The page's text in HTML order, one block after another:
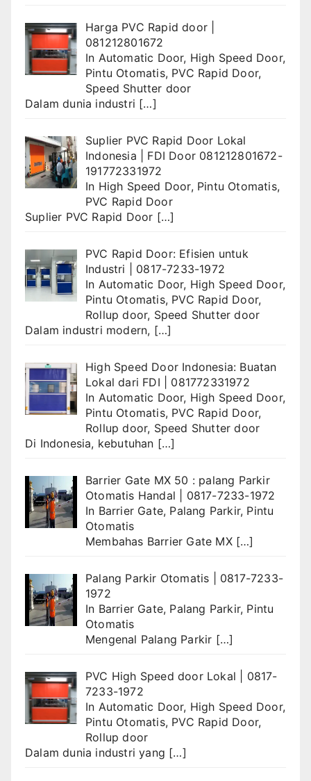
Harga PVC Rapid door |
081212801672
In Automatic Door, High Speed Door,
Pintu Otomatis, PVC Rapid Door,
Speed Shutter door
Dalam dunia industri […]
Suplier PVC Rapid Door Lokal
Indonesia | FDI Door 081212801672-
191772331972
In High Speed Door, Pintu Otomatis,
PVC Rapid Door
Suplier PVC Rapid Door […]
PVC Rapid Door: Efisien untuk
Industri | 0817-7233-1972
In Automatic Door, High Speed Door,
Pintu Otomatis, PVC Rapid Door,
Rollup door, Speed Shutter door
Dalam industri modern, […]
High Speed Door Indonesia: Buatan
Lokal dari FDI | 081772331972
In Automatic Door, High Speed Door,
Pintu Otomatis, PVC Rapid Door,
Rollup door, Speed Shutter door
Di Indonesia, kebutuhan […]
Barrier Gate MX 50 : palang Parkir
Otomatis Handal | 0817-7233-1972
In Barrier Gate, Palang Parkir, Pintu
Otomatis
Membahas Barrier Gate MX […]
Palang Parkir Otomatis | 0817-7233-
1972
In Barrier Gate, Palang Parkir, Pintu
Otomatis
Mengenal Palang Parkir […]
PVC High Speed door Lokal | 0817-
7233-1972
In Automatic Door, High Speed Door,
Pintu Otomatis, PVC Rapid Door,
Rollup door
Dalam dunia industri yang […]